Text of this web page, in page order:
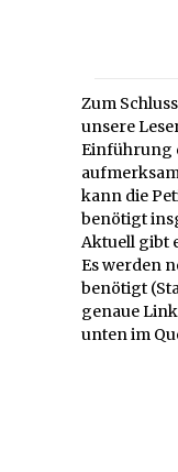
Zum
unsere
Einführung
kann die
benötigt
Aktuell gibt
Es werden
benötigt
genaue
unten im